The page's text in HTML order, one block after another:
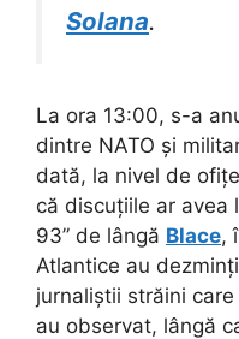
Solana.
La ora 13:00, s-a
dintre NATO și
dată, la nivel de
că discuțiile ar avea
93” de lângă Blace,
Atlantice au
jurnaliștii străini
au observat, lângă